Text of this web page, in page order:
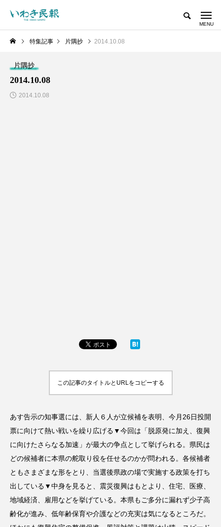
特集記事 片隅抄 2014.10.08
片隅抄
2014.10.08
2014.10.08
この記事のタイトルとURLをコピーする
あす告示の知事選には、新人６人が立候補を表明、今月26日投開
票に向けて熱い戦いを繰り広げる▼今回は「脱原発に加え、復興
に向けたさらなる加速」が最大の争点として挙げられる。県民は
どの候補者に本県の舵取り役を任せるのかが問われる。各候補者
ともさまざまな形をとり、当選後県政の場で実施する政策を打ち
出している▼中身を見ると、震災復興はもとより、住宅、医療、
地域経済、雇用などを挙げている。本県もご多分に漏れず少子高
齢化が進み、低年齢保育や介護などの充実は気になるところだ。